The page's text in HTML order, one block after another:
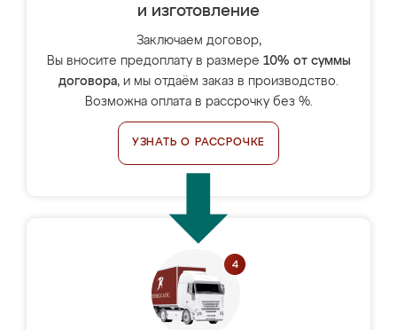
и изготовление
Заключаем договор,
Вы вносите предоплату в размере 10% от суммы
договора, и мы отдаём заказ в производство.
Возможна оплата в рассрочку без %.
УЗНАТЬ О РАССРОЧКЕ